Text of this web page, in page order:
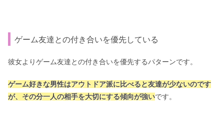
ゲーム友達との付き合いを優先している
彼女よりゲーム友達との付き合いを優先するパターンです。
ゲーム好きな男性はアウトドア派に比べると友達が少ないのです
が、その分一人の相手を大切にする傾向が強いです。